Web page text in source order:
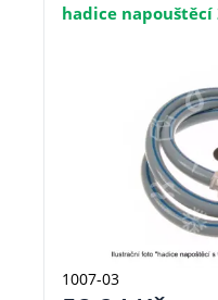
hadice napouštěcí
1007-03